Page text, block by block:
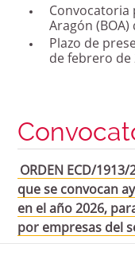
Convocatoria
Aragón (BOA)
Plazo de
de febrero de
ORDEN ECD/
que se convocan
en el año 2026,
por empresas del